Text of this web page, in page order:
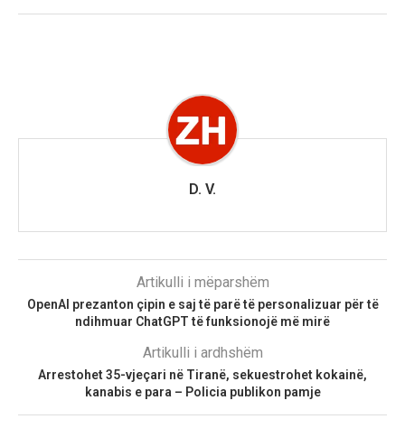
D. V.
Artikulli i mëparshëm
OpenAI prezanton çipin e saj të parë të personalizuar për të
ndihmuar ChatGPT të funksionojë më mirë
Artikulli i ardhshëm
Arrestohet 35-vjeçari në Tiranë, sekuestrohet kokainë,
kanabis e para – Policia publikon pamje